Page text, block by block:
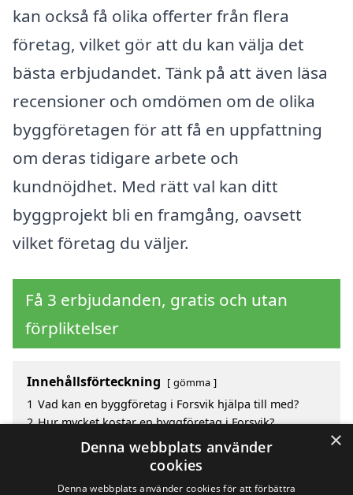
kan också få olika offerter från flera
företag, vilket gör att du kan välja det
bästa erbjudandet. Tänk på att även läsa
recensioner och omdömen om de olika
byggföretagen för att få en uppfattning
om deras tidigare arbete och
kundnöjdhet. Med rätt val kan ditt
byggprojekt bli en framgång, oavsett
vilket företag du väljer.
Få 3 erbjudanden, gratis och utan
förpliktelser
Innehållsförteckning gömma
1 Vad kan en byggföretag i Forsvik hjälpa till med?
2 Hur mycket kostar en byggföretag i Forsvik?
Fördelar med att välja byggföretag i Forsvik
Sök efter en skicklig byggföretag i de omgivande
×
Denna webbplats använder
cookies
Denna webbplats använder cookies för att förbättra